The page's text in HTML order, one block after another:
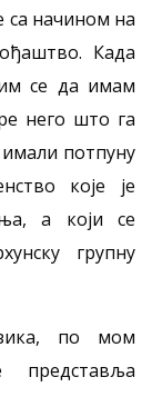
са начином на
Када
се да имам
него што га
потпуну
које је
а који се
групну
по мом